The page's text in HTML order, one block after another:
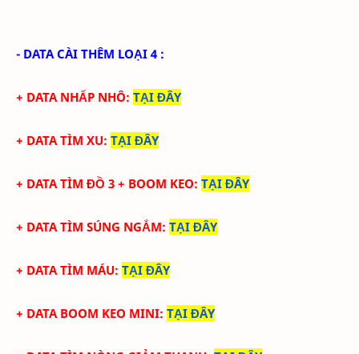
- DATA CÀI THÊM LOẠI 4 :
+ DATA NHẤP NHÔ: TẠI ĐÂY
+ DATA TÌM XU: TẠI ĐÂY
+ DATA TÌM ĐỒ 3 + BOOM KEO: TẠI ĐÂY
+ DATA TÌM SÚNG NGẮM: TẠI ĐÂY
+ DATA TÌM MÁU: TẠI ĐÂY
+ DATA BOOM KEO MINI: TẠI ĐÂY